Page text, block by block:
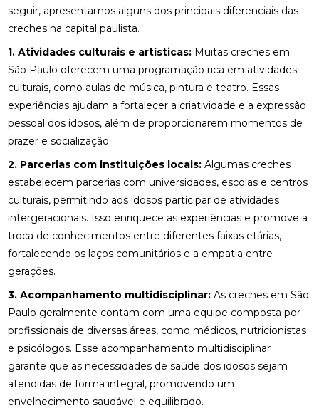
seguir, apresentamos alguns dos principais diferenciais das
creches na capital paulista.
1. Atividades culturais e artísticas: Muitas creches em
São Paulo oferecem uma programação rica em atividades
culturais, como aulas de música, pintura e teatro. Essas
experiências ajudam a fortalecer a criatividade e a expressão
pessoal dos idosos, além de proporcionarem momentos de
prazer e socialização.
2. Parcerias com instituições locais: Algumas creches
estabelecem parcerias com universidades, escolas e centros
culturais, permitindo aos idosos participar de atividades
intergeracionais. Isso enriquece as experiências e promove a
troca de conhecimentos entre diferentes faixas etárias,
fortalecendo os laços comunitários e a empatia entre
gerações.
3. Acompanhamento multidisciplinar: As creches em São
Paulo geralmente contam com uma equipe composta por
profissionais de diversas áreas, como médicos, nutricionistas
e psicólogos. Esse acompanhamento multidisciplinar
garante que as necessidades de saúde dos idosos sejam
atendidas de forma integral, promovendo um
envelhecimento saudável e equilibrado.